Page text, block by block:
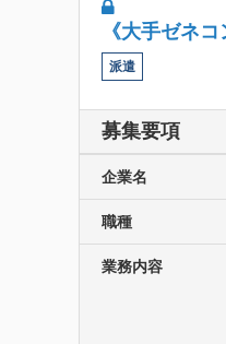
《大手ゼネ
派遣
募集要項
企業名
職種
業務内容